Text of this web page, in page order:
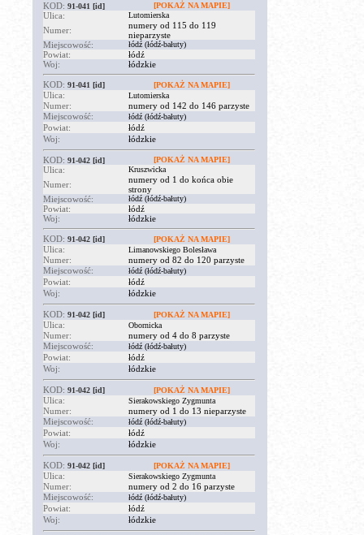
KOD: 91-041 [id] [POKAŻ NA MAPIE]
Ulica: Lutomierska
Numer:
numery od 115 do 119
nieparzyste
Miejscowość:
łódź (łódź-bałuty)
Powiat:
łódź
Woj:
łódzkie
KOD: 91-041 [id] [POKAŻ NA MAPIE]
Ulica: Lutomierska
Numer:
numery od 142 do 146 parzyste
Miejscowość:
łódź (łódź-bałuty)
Powiat:
łódź
Woj:
łódzkie
KOD: 91-042 [id] [POKAŻ NA MAPIE]
Ulica: Kruszwicka
Numer:
numery od 1 do końca obie
strony
Miejscowość:
łódź (łódź-bałuty)
Powiat:
łódź
Woj:
łódzkie
KOD: 91-042 [id] [POKAŻ NA MAPIE]
Ulica: Limanowskiego Bolesława
Numer:
numery od 82 do 120 parzyste
Miejscowość:
łódź (łódź-bałuty)
Powiat:
łódź
Woj:
łódzkie
KOD: 91-042 [id] [POKAŻ NA MAPIE]
Ulica: Obornicka
Numer:
numery od 4 do 8 parzyste
Miejscowość:
łódź (łódź-bałuty)
Powiat:
łódź
Woj:
łódzkie
KOD: 91-042 [id] [POKAŻ NA MAPIE]
Ulica: Sierakowskiego Zygmunta
Numer:
numery od 1 do 13 nieparzyste
Miejscowość:
łódź (łódź-bałuty)
Powiat:
łódź
Woj:
łódzkie
KOD: 91-042 [id] [POKAŻ NA MAPIE]
Ulica: Sierakowskiego Zygmunta
Numer:
numery od 2 do 16 parzyste
Miejscowość:
łódź (łódź-bałuty)
Powiat:
łódź
Woj:
łódzkie